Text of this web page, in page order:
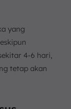
yang
4-6 hari,
tetap akan